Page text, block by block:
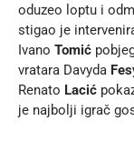
oduzeo loptu i
stigao je
Ivano Tomić
vratara Davyda
Renato Lacić
je najbolji igrač